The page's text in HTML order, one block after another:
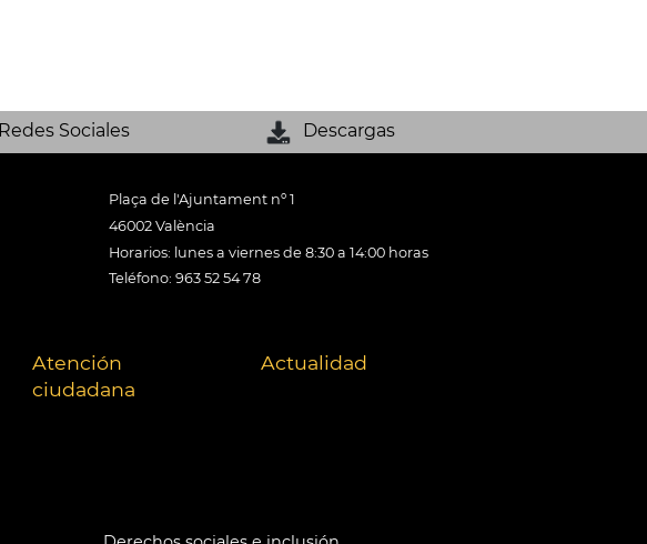
Redes Sociales Descargas
Plaça de l'Ajuntament nº 1
46002 València
Horarios: lunes a viernes de 8:30 a 14:00 horas
Teléfono: 963 52 54 78
Atención
ciudadana
Actualidad